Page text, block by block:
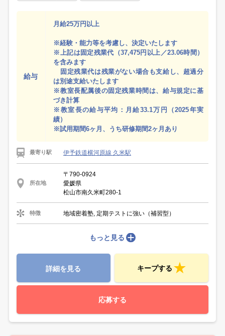
給与
月給25万円以上
※経験・能力等を考慮し、決定いたします
※上記は固定残業代（37,475円以上／23.06時間）
を含みます
固定残業代は残業がない場合も支給し、超過分
は別途支給いたします
※教室長配属後の固定残業時間は、給与規定に基
づき計算
※教室長の給与平均：月給33.1万円（2025年実
績）
※試用期間6ヶ月、うち研修期間2ヶ月あり
最寄り駅 伊予鉄道横河原線 久米駅
所在地
〒790-0924
愛媛県
松山市南久米町280-1
特徴 地域密着塾, 定期テストに強い（補習型）
もっと見る
詳細を見る キープする
応募する